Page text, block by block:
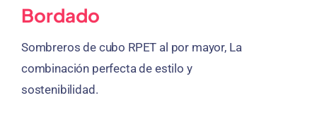
Bordado
Sombreros de cubo RPET al por mayor, La
combinación perfecta de estilo y
sostenibilidad.